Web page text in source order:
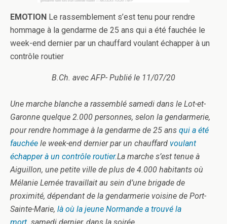
EMOTION Le rassemblement s’est tenu pour rendre
hommage à la gendarme de 25 ans qui a été fauchée le
week-end dernier par un chauffard voulant échapper à un
contrôle routier
B.Ch. avec AFP- Publié le 11/07/20
Une marche blanche a rassemblé samedi dans le Lot-et-
Garonne quelque 2.000 personnes, selon la gendarmerie,
pour rendre hommage à la gendarme de 25 ans qui a été
fauchée le week-end dernier par un chauffard voulant
échapper à un contrôle routier.La marche s’est tenue à
Aiguillon, une petite ville de plus de 4.000 habitants où
Mélanie Lemée travaillait au sein d’une brigade de
proximité, dépendant de la gendarmerie voisine de Port-
Sainte-Marie, là où la jeune Normande a trouvé la
mort samedi dernier, dans la soirée.